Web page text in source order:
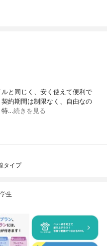
と同じく、安く使えて便利で
約期間は制限なく、自由なの
特…続きを見る
タイプ
生